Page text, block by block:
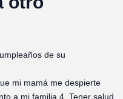
de su
mi mamá me despierte
a mi familia. 4. Tener salud